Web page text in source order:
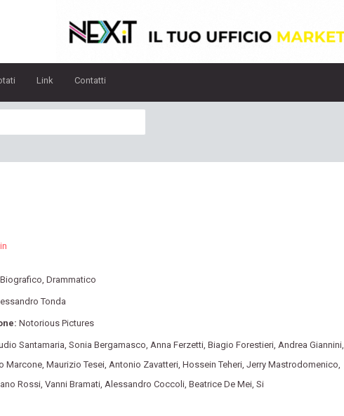
Link Contatti
Biografico,Drammatico
Tonda
Notorious Pictures
Santamaria,Sonia Bergamasco,Anna Ferzetti,Biagio Forestieri,Andrea Giannini,
Marcone,Maurizio Tesei,Antonio Zavatteri,Hossein Teheri,Jerry Mastrodomenico,
Rossi,Vanni Bramati,Alessandro Coccoli,Beatrice De Mei,Si